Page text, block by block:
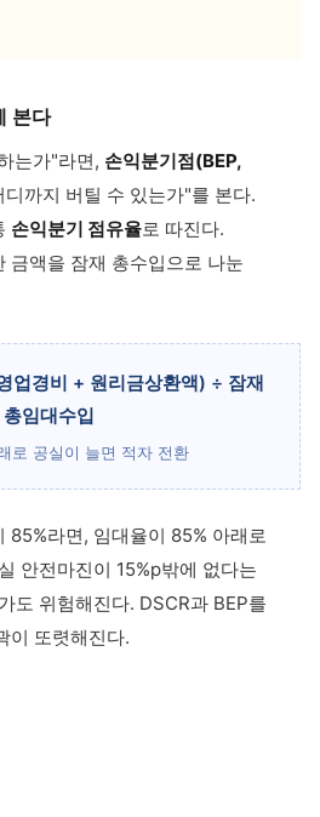
본다
는가"라면, 손익분기점(BEP,
디까지 버틸 수 있는가"를 본다.
손익분기 점유율로 따진다.
금액을 잠재 총수입으로 나눈
업경비 + 원리금상환액) ÷ 잠재
총임대수입
로 공실이 늘면 적자 전환
85%라면, 임대율이 85% 아래로
안전마진이 15%p밖에 없다는
도 위험해진다. DSCR과 BEP를
이 또렷해진다.